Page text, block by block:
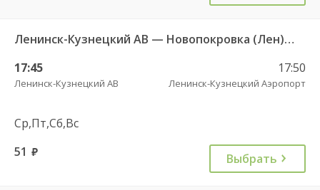
Ленинск-Кузнецкий АВ — Новопокровка (Лен) 106к
17:45
Ленинск-Кузнецкий АВ
17:50
Ленинск-Кузнецкий Аэропорт
Ср,Пт,Сб,Вс
51 руб. Выбрать